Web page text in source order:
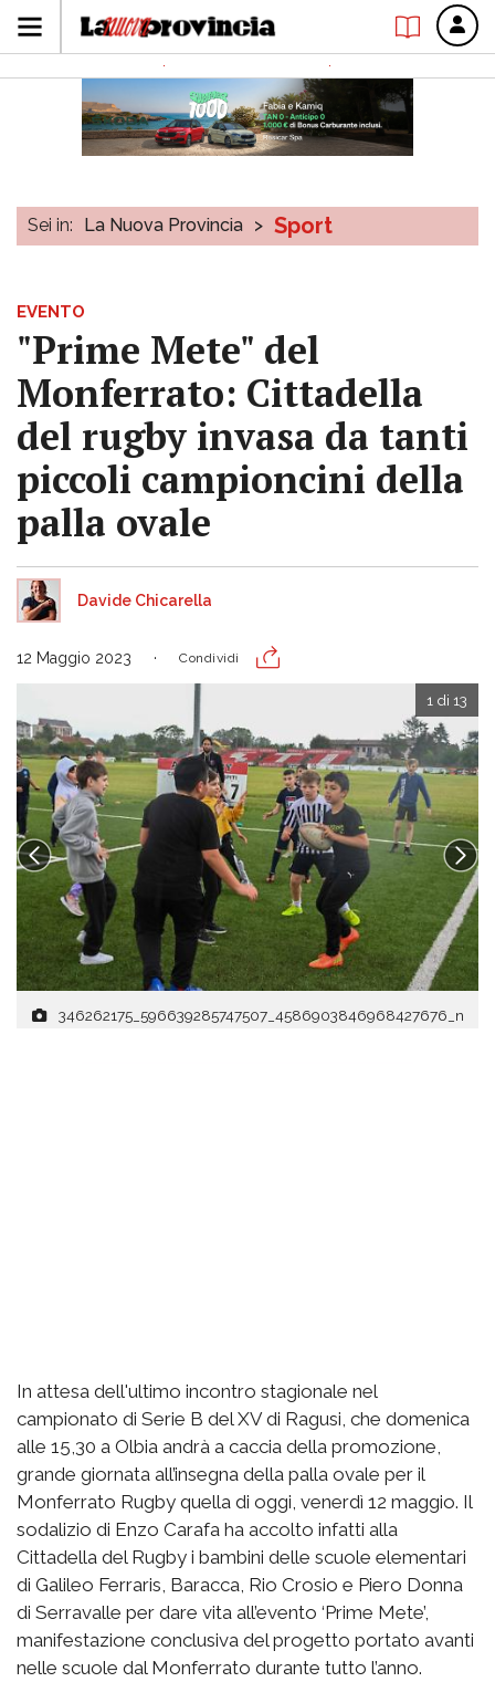
Sei in: La Nuova Provincia > Sport
EVENTO
"Prime Mete" del
Monferrato: Cittadella
del rugby invasa da tanti
piccoli campioncini della
palla ovale
Davide Chicarella
12 Maggio 2023 Condividi
346262175_596639285747507_4586903846968427676_n
1 di 13
In attesa dell'ultimo incontro stagionale nel
campionato di Serie B del XV di Ragusi, che domenica
alle 15,30 a Olbia andrà a caccia della promozione,
grande giornata all’insegna della palla ovale per il
Monferrato Rugby quella di oggi, venerdì 12 maggio. Il
sodalizio di Enzo Carafa ha accolto infatti alla
Cittadella del Rugby i bambini delle scuole elementari
di Galileo Ferraris, Baracca, Rio Crosio e Piero Donna
di Serravalle per dare vita all’evento ‘Prime Mete’,
manifestazione conclusiva del progetto portato avanti
nelle scuole dal Monferrato durante tutto l’anno.